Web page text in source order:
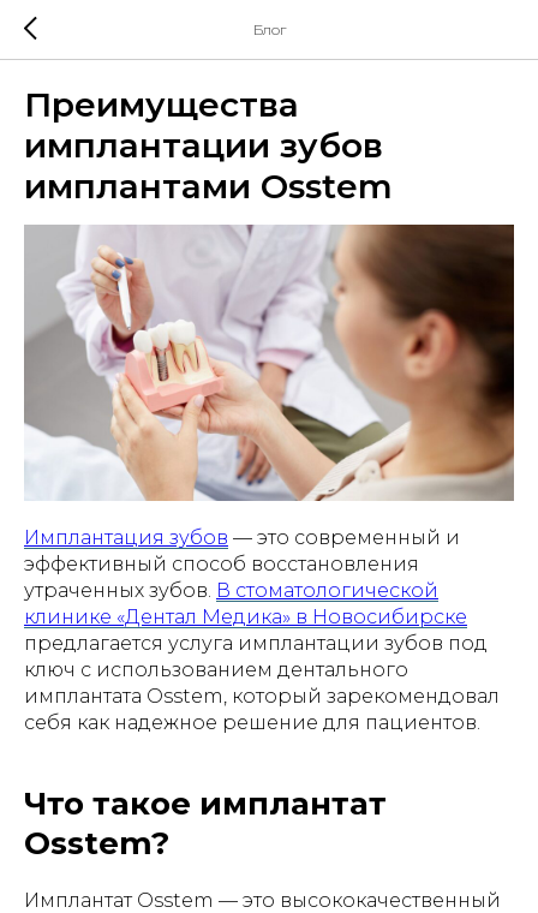
Блог
Преимущества
имплантации зубов
имплантами Osstem
Имплантация зубов — это современный и
эффективный способ восстановления
утраченных зубов. В стоматологической
клинике «Дентал Медика» в Новосибирске
предлагается услуга имплантации зубов под
ключ с использованием дентального
имплантата Osstem, который зарекомендовал
себя как надежное решение для пациентов.
Что такое имплантат
Osstem?
Имплантат Osstem — это высококачественный